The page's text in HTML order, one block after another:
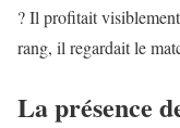
? Il profitait
rang, il regardait le
La présence